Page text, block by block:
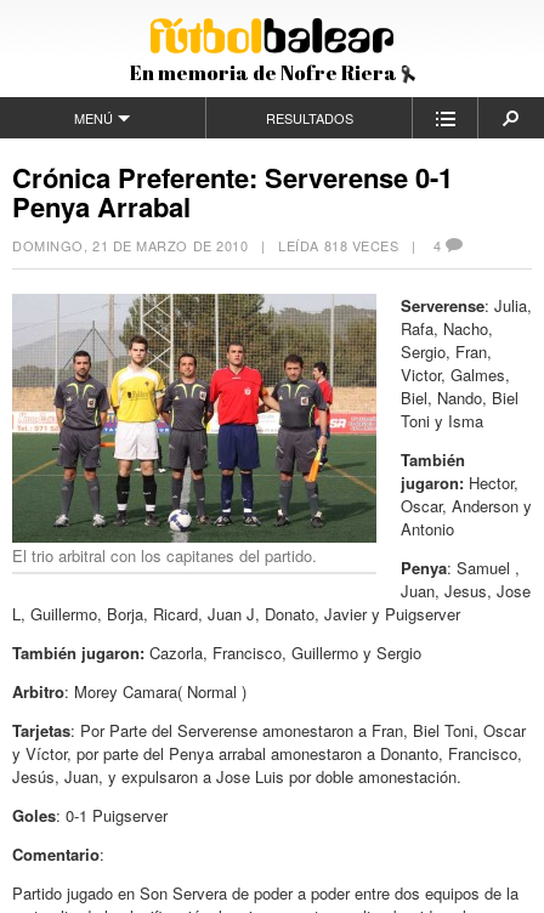
En memoria de Nofre Riera
MENÚ RESULTADOS
Crónica Preferente: Serverense 0-1
Penya Arrabal
DOMINGO, 21 DE MARZO DE 2010 | LEÍDA 818 VECES | 4
El trio arbitral con los capitanes del partido.
Serverense: Julia,
Rafa, Nacho,
Sergio, Fran,
Victor, Galmes,
Biel, Nando, Biel
Toni y Isma
También
jugaron: Hector,
Oscar, Anderson y
Antonio
Penya: Samuel ,
Juan, Jesus, Jose
L, Guillermo, Borja, Ricard, Juan J, Donato, Javier y Puigserver
También jugaron: Cazorla, Francisco, Guillermo y Sergio
Arbitro: Morey Camara( Normal )
Tarjetas: Por Parte del Serverense amonestaron a Fran, Biel Toni, Oscar
y Víctor, por parte del Penya arrabal amonestaron a Donanto, Francisco,
Jesús, Juan, y expulsaron a Jose Luis por doble amonestación.
Goles: 0-1 Puigserver
Comentario:
Partido jugado en Son Servera de poder a poder entre dos equipos de la